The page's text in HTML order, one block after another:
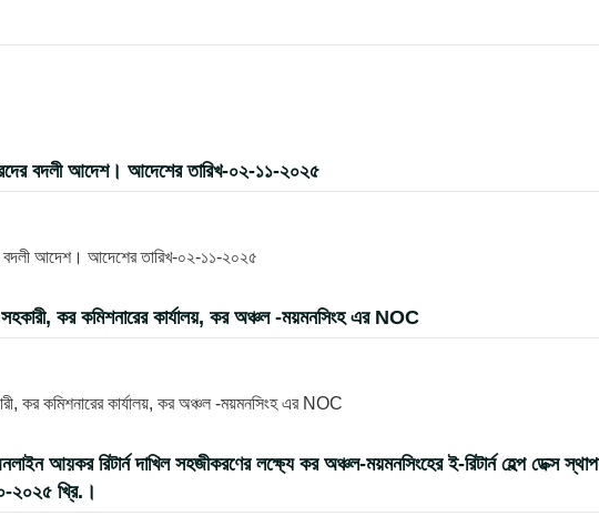
বদলী আদেশ। আদেশের তারিখ-০২-১১-২০২৫
বদলী আদেশ। আদেশের তারিখ-০২-১১-২০২৫
কর কমিশনারের কার্যালয়, কর অঞ্চল -ময়মনসিংহ এর NOC
কর কমিশনারের কার্যালয়, কর অঞ্চল -ময়মনসিংহ এর NOC
আয়কর রিটার্ন দাখিল সহজীকরণের লক্ষ্যে কর অঞ্চল-ময়মনসিংহের ই-রিটার্ন হেল্প ডেক্স
২০২৫ খ্রি.।